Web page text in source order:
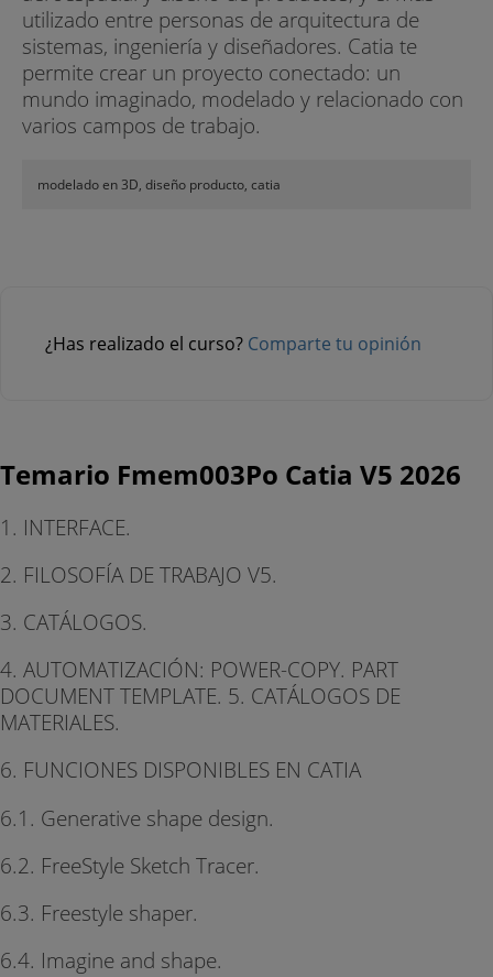
utilizado entre personas de arquitectura de
sistemas, ingeniería y diseñadores. Catia te
permite crear un proyecto conectado: un
mundo imaginado, modelado y relacionado con
varios campos de trabajo.
modelado en 3D, diseño producto, catia
¿Has realizado el curso? Comparte tu opinión
Temario Fmem003Po Catia V5 2026
1. INTERFACE.
2. FILOSOFÍA DE TRABAJO V5.
3. CATÁLOGOS.
4. AUTOMATIZACIÓN: POWER-COPY. PART
DOCUMENT TEMPLATE. 5. CATÁLOGOS DE
MATERIALES.
6. FUNCIONES DISPONIBLES EN CATIA
6.1. Generative shape design.
6.2. FreeStyle Sketch Tracer.
6.3. Freestyle shaper.
6.4. Imagine and shape.